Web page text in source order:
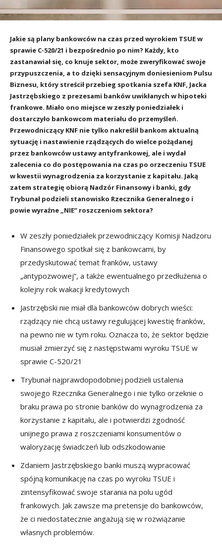
Jakie są plany bankowców na czas przed wyrokiem TSUE w
sprawie C-520/21 i bezpośrednio po nim? Każdy, kto
zastanawiał się, co knuje sektor, może zweryfikować swoje
przypuszczenia, a to dzięki sensacyjnym doniesieniom Pulsu
Biznesu, który streścił przebieg spotkania szefa KNF, Jacka
Jastrzębskiego z prezesami banków uwikłanych w hipoteki
frankowe. Miało ono miejsce w zeszły poniedziałek i
dostarczyło bankowcom materiału do przemyśleń.
Przewodniczący KNF nie tylko nakreślił bankom aktualną
sytuację i nastawienie rządzących do wielce pożądanej
przez bankowców ustawy antyfrankowej, ale i wydał
zalecenia co do postępowania na czas po orzeczeniu TSUE
w kwestii wynagrodzenia za korzystanie z kapitału. Jaką
zatem strategię obiorą Nadzór Finansowy i banki, gdy
Trybunał podzieli stanowisko Rzecznika Generalnego i
powie wyraźne „NIE” roszczeniom sektora?
W zeszły poniedziałek przewodniczący Komisji Nadzoru
Finansowego spotkał się z bankowcami, by
przedyskutować temat franków, ustawy
„antypozwowej”, a także ewentualnego przedłużenia o
kolejny rok wakacji kredytowych
Jastrzębski nie miał dla bankowców dobrych wieści:
rządzący nie chcą ustawy regulującej kwestię franków,
na pewno nie w tym roku. Oznacza to, że sektor będzie
musiał zmierzyć się z następstwami wyroku TSUE w
sprawie C-520/21
Trybunał najprawdopodobniej podzieli ustalenia
swojego Rzecznika Generalnego i nie tylko orzeknie o
braku prawa po stronie banków do wynagrodzenia za
korzystanie z kapitału, ale i potwierdzi zgodność
unijnego prawa z roszczeniami konsumentów o
waloryzację świadczeń lub odszkodowanie
Zdaniem Jastrzębskiego banki muszą wypracować
spójną komunikację na czas po wyroku TSUE i
zintensyfikować swoje starania na polu ugód
frankowych. Jak zawsze ma pretensje do bankowców,
że ci niedostatecznie angażują się w rozwiązanie
własnych problemów.